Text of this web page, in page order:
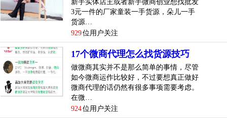
1.老友数量
微信上要有一定的微信老友，假设只需几十个，是无法做微
信推广的，前期起码要有200个以上，有必要仍是高质量的老
友，才华发作一定的效果。当然也可以通过后期的一些尽力
增加你的微信老友。
2.老友形象
你或许会说，不就卖...[查看详情
新手实体店主或者新手微商创业想找批发
3元一件的厂家童装一手货源，朵儿一手
货源…
929位用户关注
17个微商代理怎么找货源技巧
做微商其实并不是那么简单的事情，尽管
如今微商运作比较好，不过要想真正做好
微商代理的话仍然有很多事项需要考虑。
在微…
924位用户关注